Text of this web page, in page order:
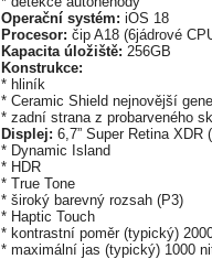
Operační systém: iOS 18
Procesor: čip A18 (6jádrové
Kapacita úložiště: 256GB
Konstrukce:
* hliník
* Ceramic Shield nejnovější
* zadní strana z probarveného
Displej: 6,7” Super Retina XDR
* Dynamic Island
* HDR
* True Tone
* široký barevný rozsah (P3)
* Haptic Touch
* kontrastní poměr (typický)
* maximální jas (typický) 1000